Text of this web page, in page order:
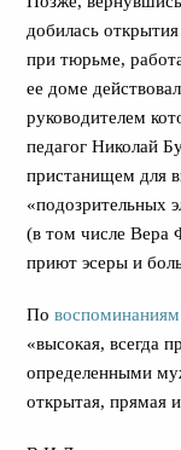
добилась
при тюрьме,
ее доме
руководителем
педагог Николай
пристанищем для
«подозрительных
(в том числе Вера
приют эсеры и
По воспоминаниям
«высокая, всегда
определенными
открытая, прямая